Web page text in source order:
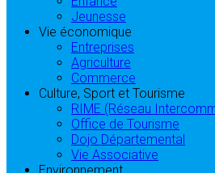
Jeunesse
Vie économique
Entreprises
Agriculture
Commerce
Culture, Sport et Tourisme
RIME (Réseau
Office de Tourisme
Dojo Départemental
Vie Associative